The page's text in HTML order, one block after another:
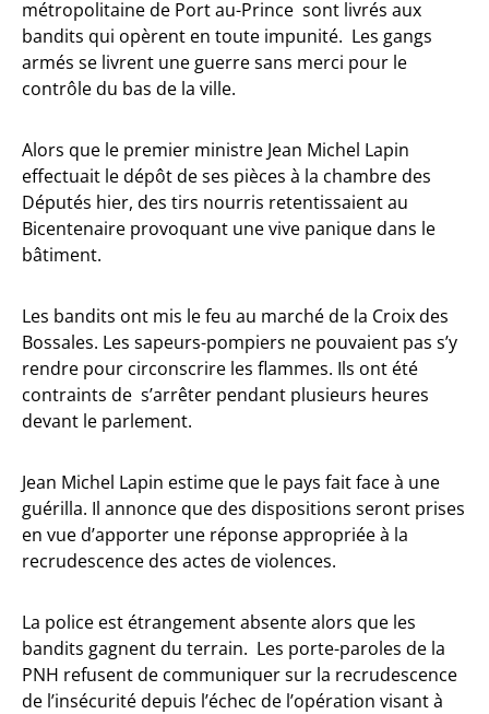
métropolitaine de Port au-Prince sont livrés aux
bandits qui opèrent en toute impunité. Les gangs
armés se livrent une guerre sans merci pour le
contrôle du bas de la ville.
Alors que le premier ministre Jean Michel Lapin
effectuait le dépôt de ses pièces à la chambre des
Députés hier, des tirs nourris retentissaient au
Bicentenaire provoquant une vive panique dans le
bâtiment.
Les bandits ont mis le feu au marché de la Croix des
Bossales. Les sapeurs-pompiers ne pouvaient pas s’y
rendre pour circonscrire les flammes. Ils ont été
contraints de s’arrêter pendant plusieurs heures
devant le parlement.
Jean Michel Lapin estime que le pays fait face à une
guérilla. Il annonce que des dispositions seront prises
en vue d’apporter une réponse appropriée à la
recrudescence des actes de violences.
La police est étrangement absente alors que les
bandits gagnent du terrain. Les porte-paroles de la
PNH refusent de communiquer sur la recrudescence
de l’insécurité depuis l’échec de l’opération visant à